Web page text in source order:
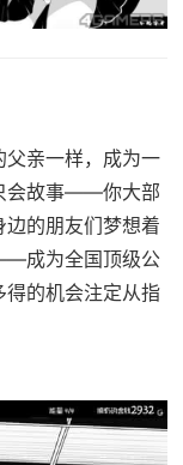
亲一样，成为一
会故事——你大部
的朋友们梦想着
成为全国顶级公
的机会注定从指